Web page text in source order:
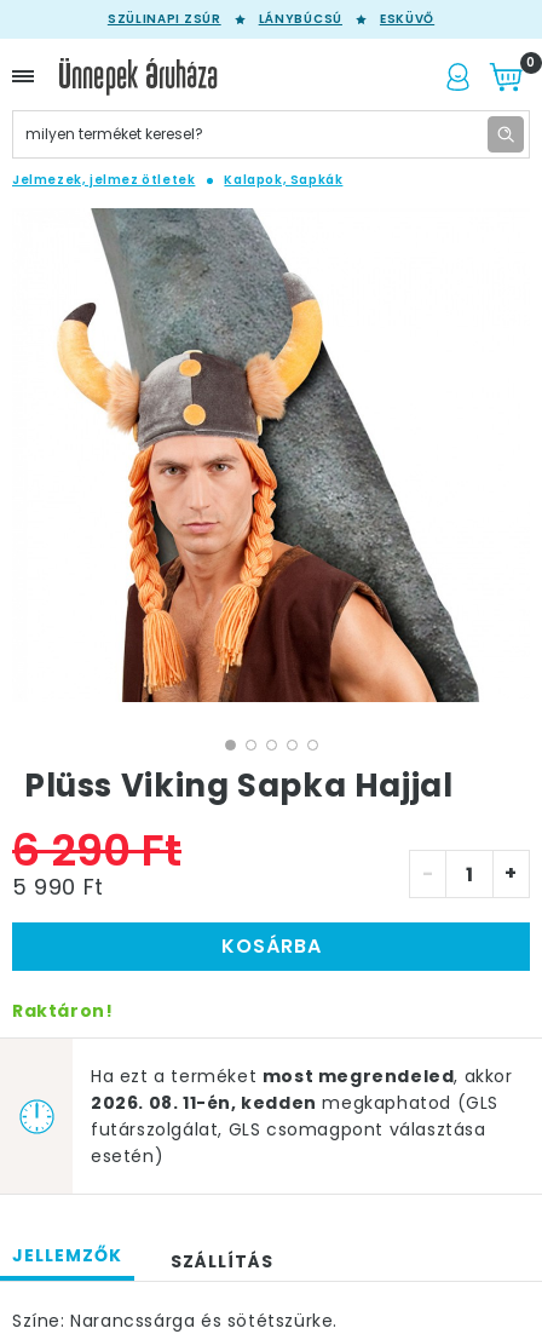
SZÜLINAPI ZSÚR LÁNYBÚCSÚ ESKÜVŐ
0
Jelmezek, jelmez ötletek Kalapok, Sapkák
Plüss Viking Sapka Hajjal
6 290 Ft
5 990 Ft - +
KOSÁRBA
Raktáron!
Ha ezt a terméket most megrendeled, akkor
2026. 08. 11-én, kedden megkaphatod (GLS
futárszolgálat, GLS csomagpont választása
esetén)
JELLEMZŐK SZÁLLÍTÁS
Színe: Narancssárga és sötétszürke.